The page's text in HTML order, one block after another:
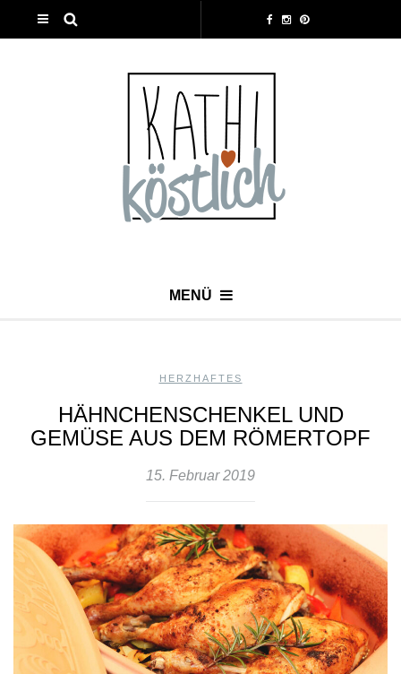
MENÜ
HERZHAFTES
HÄHNCHENSCHENKEL UND
GEMÜSE AUS DEM RÖMERTOPF
15. Februar 2019